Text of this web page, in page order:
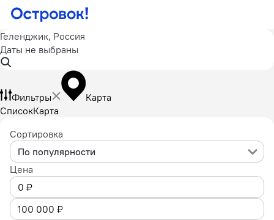
Геленджик, Россия
Даты не выбраны
Фильтры
Карта
СписокКарта
Сортировка
По популярности
Цена